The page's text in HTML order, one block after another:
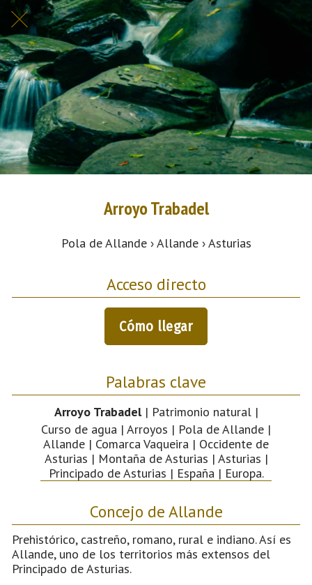
Arroyo Trabadel
Pola de Allande › Allande › Asturias
Acceso directo
Cómo llegar
Palabras clave
Arroyo Trabadel| Patrimonio natural |
Curso de agua | Arroyos | Pola de Allande |
Allande | Comarca Vaqueira | Occidente de
Asturias | Montaña de Asturias | Asturias |
Principado de Asturias | España | Europa.
Concejo de Allande
Prehistórico, castreño, romano, rural e indiano. Así es
Allande, uno de los territorios más extensos del
Principado de Asturias.